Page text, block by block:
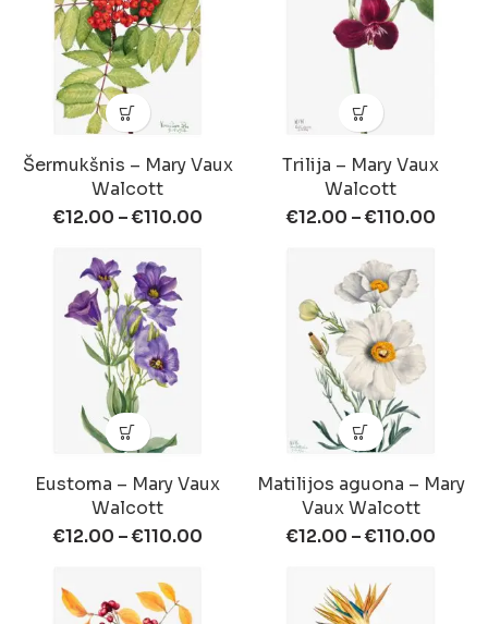
Šermukšnis – Mary Vaux
Walcott
€12.00 –€110.00
Trilija – Mary Vaux
Walcott
€12.00 –€110.00
Eustoma – Mary Vaux
Walcott
€12.00 –€110.00
Matilijos aguona – Mary
Vaux Walcott
€12.00 –€110.00